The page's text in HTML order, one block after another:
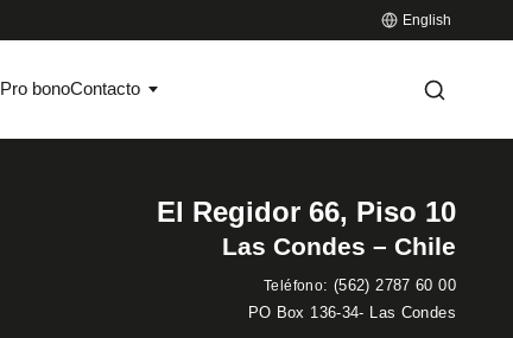
English
Pro bonoContacto
El Regidor 66, Piso 10
Las Condes – Chile
Teléfono: (562) 2787 60 00
PO Box 136-34- Las Condes